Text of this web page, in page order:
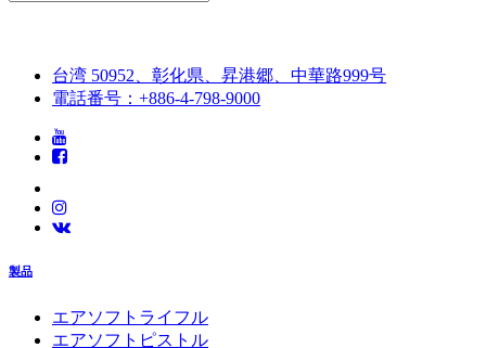
台湾 50952、彰化県、昇港郷、中華路999号
電話番号：+886-4-798-9000
製品
エアソフトライフル
エアソフトピストル